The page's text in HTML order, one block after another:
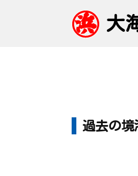
大
過去の境